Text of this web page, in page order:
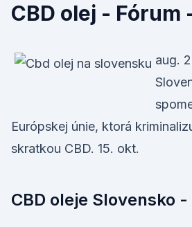
CBD olej - Fórum
aug.
Európskej únie, ktorá
skratkou CBD. 15. okt.
CBD oleje Slovensko